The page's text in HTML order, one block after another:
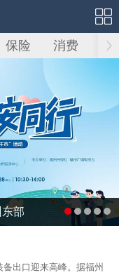
保险 消费 科
部
出口迎来高峰。据福州